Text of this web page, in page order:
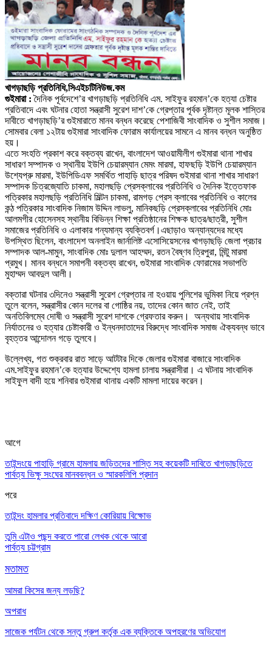
খাগড়াছড়ি প্রতিনিধি,সিএইচটিনিউজ.কম
গুইমারা :দৈনিক পূর্বদেশে’র খাগড়াছড়ি প্রতিনিধি এম. সাইফুর রহমান’কে হত্যা চেষ্টার
প্রতিবাদে এবং ঘটনার হোতা সন্ত্রাসী সুরেশ দাশ’কে গ্রেপ্তার পূর্বক দৃষ্টান্ত মূলক শাস্তির
দাবীতে খাগড়াছড়ি’র গুইমারাতে মানব বন্ধন করেছে পেশাজিবী সাংবাদিক ও সুশীল সমাজ।
সোমবার বেলা ১২টায় গুইমারা সাংবাদিক ফোরাম কার্যালয়ের সামনে এ মানব বন্ধন অনুষ্ঠিত
হয়।
এতে সংহতি প্রকাশ করে বক্তব্য রাখেন, বাংলাদেশ আওয়ামীলীগ গুইমারা থানা শাখার
সাধারণ সম্পাদক ও স্থানীয় ইউপি চেয়ারম্যান মেমং মারমা, হাফছড়ি ইউপি চেয়ারম্যান
উশ্যেপ্রু মারমা, ইউপিডিএফ সমর্থিত পাহাড়ি ছাত্র পরিষদ গুইমারা থানা শাখার সাধারণ
সম্পাদক চিত্রজ্যোতি চাকমা, মহালছড়ি প্রেসক্লাবের প্রতিনিধি ও দৈনিক ইত্তেফাক
পত্রিকার মহালছড়ি প্রতিনিধি মিল্টন চাকমা, রামগড় প্রেস ক্লাবের প্রতিনিধি ও কালের
কন্ঠ পত্রিকার সাংবাদিক নিজাম উদ্দিন লাভলু, মানিকছড়ি প্রেসক্লাবের প্রতিনিধি মোঃ
আলমগীর হোসেনসহ স্থানীয় বিভিন্ন শিক্ষা প্রতিষ্ঠানের শিক্ষক ছাত্র/ছাত্রী, সুশীল
সমাজের প্রতিনিধি ও এলাকার গন্যমান্য ব্যক্তিবর্গ। এছাড়াও অন্যান্যদের মধ্যে
উপস্থিত ছিলেন, বাংলাদেশ অনলাইন জার্নালিষ্ট এসোসিয়েসনের খাগড়াছড়ি জেলা প্রচার
সম্পাদক আল-মামুন, সাংবাদিক মোঃ দুলাল আহম্মদ, রতন বৈষ্ণব ত্রিপুরা, মিন্টু মারমা
প্রমুখ। মানব বন্ধনে সমাপনী বক্তব্য রাখেন, গুইমারা সাংবাদিক ফোরামের সভাপতি
মুহাম্মদ আবদুল আলী।
বক্তারা ঘটনার ৩দিনেও সন্ত্রাসী সুরেশ গ্রেপ্তার না হওয়ায় পুলিশের ভুমিকা নিয়ে প্রশ্ন
তুলে বলেন, সন্ত্রাসীর কোন দলের বা গোষ্ঠির নয়, তাদের কোন জাত নেই, তাই
অনতিবিলম্বে দোষী ও সন্ত্রাসী সুরেশ দাশকে গ্রেফতার করুন। অন্যথায় সাংবাদিক
নির্যাতনের ও হত্যার চেষ্টাকারী ও ইন্ধনদাতাদের বিরুদ্ধে সাংবাদিক সমাজ ঐক্যবন্ধ ভাবে
বৃহত্তর আন্দোলন গড়ে তুলবে।
উল্লেখ্য, গত শুক্রবার রাত সাড়ে আটটার দিকে জেলার গুইমারা বাজারে সাংবাদিক
এম.সাইফুর রহমান’কে হত্যার উদ্দেশ্যে হামলা চালায় সন্ত্রাসীরা। এ ঘটনায় সাংবাদিক
সাইফুল বাদী হয়ে শনিবার গুইমারা থানায় একটি মামলা দায়ের করেন।
আগে
তাইন্দংয়ে পাহাড়ি গ্রামে হামলায় জড়িতদের শাস্তি সহ কয়েকটি দাবিতে খাগড়াছড়িতে
পার্বত্য ভিক্ষু সংঘের মানববন্ধন ও স্মারকলিপি প্রদান
পরে
তাইন্দং হামলার প্রতিবাদে দক্ষিণ কোরিয়ায় বিক্ষোভ
তুমি এটাও পছন্দ করতে পারো লেখক থেকে আরো
পার্বত্য চট্টগ্রাম
মতামত
আমরা কিসের জন্য লড়ছি?
অপরাধ
সাজেক পর্যটন থেকে সন্তু গ্রুপ কর্তৃক এক ব্যক্তিকে অপহরণের অভিযোগ